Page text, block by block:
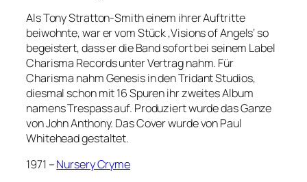
Als Tony Stratton-Smith einem ihrer Auftritte
beiwohnte, war er vom Stück ‚Visions of Angels‘ so
begeistert, dass er die Band sofort bei seinem Label
Charisma Records unter Vertrag nahm. Für
Charisma nahm Genesis in den Tridant Studios,
diesmal schon mit 16 Spuren ihr zweites Album
namens Trespass auf. Produziert wurde das Ganze
von John Anthony. Das Cover wurde von Paul
Whitehead gestaltet.
1971 –Nursery Cryme